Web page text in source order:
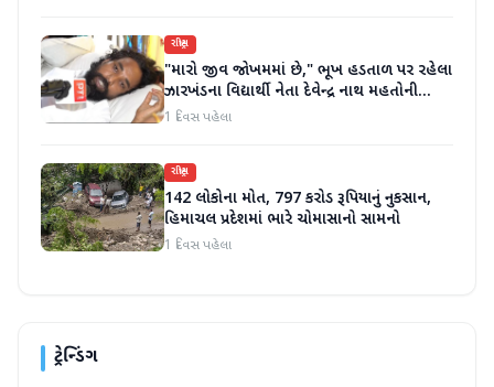
રાષ્ટ્રીય
"મારો જીવ જોખમમાં છે," ભૂખ હડતાળ પર રહેલા
ઝારખંડના વિદ્યાર્થી નેતા દેવેન્દ્ર નાથ મહતોની
તબિયત ખરાબ
1 દિવસ પહેલા
રાષ્ટ્રીય
142 લોકોના મોત, 797 કરોડ રૂપિયાનું નુકસાન,
હિમાચલ પ્રદેશમાં ભારે ચોમાસાનો સામનો
1 દિવસ પહેલા
ટ્રેન્ડિંગ